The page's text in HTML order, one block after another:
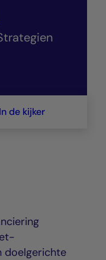
In de kijker
doelgerichte